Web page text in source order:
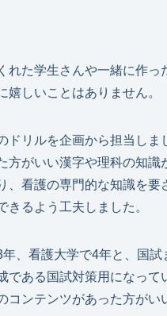
れた学生さんや一緒に作っ
しいことはありません。
ドリルを企画から担当しま
方がいい漢字や理科の知識
、看護の専門的な知識を要
るよう工夫しました。
、看護大学で4年と、国試
である国試対策用になって
コンテンツがあった方がい